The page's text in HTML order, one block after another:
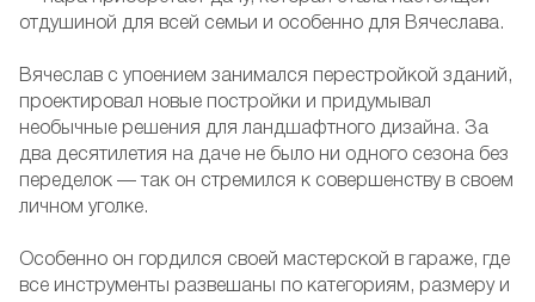
отдушиной для всей семьи и особенно для Вячеслава.
Вячеслав с упоением занимался перестройкой зданий,
проектировал новые постройки и придумывал
необычные решения для ландшафтного дизайна. За
два десятилетия на даче не было ни одного сезона без
переделок — так он стремился к совершенству в своем
личном уголке.
Особенно он гордился своей мастерской в гараже, где
все инструменты развешаны по категориям, размеру и